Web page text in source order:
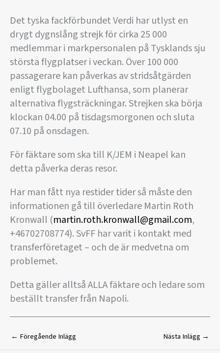
Det tyska fackförbundet Verdi har utlyst en
drygt dygnslång strejk för cirka 25 000
medlemmar i markpersonalen på Tysklands sju
största flygplatser i veckan. Över 100 000
passagerare kan påverkas av stridsåtgärden
enligt flygbolaget Lufthansa, som planerar
alternativa flygsträckningar. Strejken ska börja
klockan 04.00 på tisdagsmorgonen och sluta
07.10 på onsdagen.
För fäktare som ska till K/JEM i Neapel kan
detta påverka deras resor.
Har man fått nya restider tider så måste den
informationen gå till överledare Martin Roth
Kronwall (martin.roth.kronwall@gmail.com,
+46702708774). SvFF har varit i kontakt med
transferföretaget – och de är medvetna om
problemet.
Detta gäller alltså ALLA fäktare och ledare som
beställt transfer från Napoli.
← Föregående Inlägg Nästa Inlägg →